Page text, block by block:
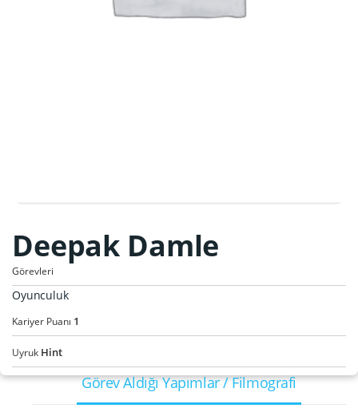
Deepak Damle
Görevleri
Oyunculuk
Kariyer Puanı 1
Uyruk Hint
Görev Aldığı Yapımlar / Filmografi